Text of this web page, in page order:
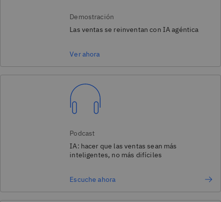
Demostración
Las ventas se reinventan con IA agéntica
Ver ahora
Podcast
IA: hacer que las ventas sean más
inteligentes, no más difíciles
Escuche ahora